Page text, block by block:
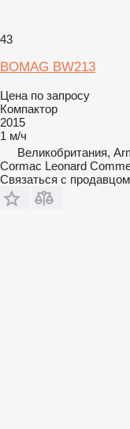
43
BOMAG BW213
Цена по запросу
Компактор
2015
1 м/ч
Великобритания,
Cormac Leonard
Связаться с продавцом